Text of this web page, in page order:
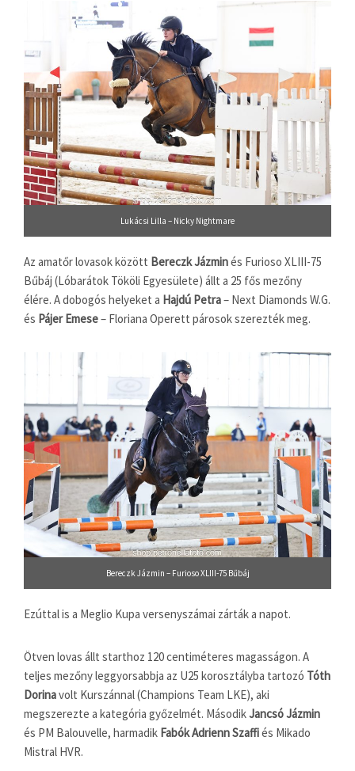
Lukácsi Lilla – Nicky Nightmare
Az amatőr lovasok között Bereczk Jázminés Furioso XLIII-75
Bűbáj (Lóbarátok Tököli Egyesülete) állt a 25 fős mezőny
élére. A dobogós helyeket a Hajdú Petra– Next Diamonds W.G.
és Pájer Emese– Floriana Operett párosok szerezték meg.
Bereczk Jázmin – Furioso XLIII-75 Bűbáj
Ezúttal is a Meglio Kupa versenyszámai zárták a napot.
Ötven lovas állt starthoz 120 centiméteres magasságon. A
teljes mezőny leggyorsabbja az U25 korosztályba tartozó Tóth
Dorinavolt Kurszánnal (Champions Team LKE), aki
megszerezte a kategória győzelmét. MásodikJancsó Jázmin
és PM Balouvelle, harmadik Fabók Adrienn Szaffiés Mikado
Mistral HVR.